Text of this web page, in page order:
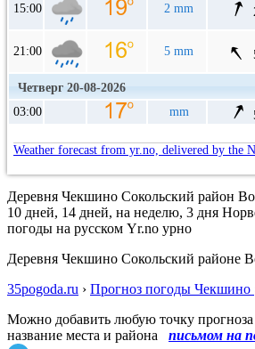
15:00 2 mm
21:00 5 mm
Четверг 20-08-2026
03:00
mm
Weather forecast from yr.no, delivered by the
Деревня Чекшино Сокольский район
10 дней, 14 дней, на неделю, 3 дня
погоды на русском Yr.no урно
Деревня Чекшино Сокольский районе
35pogoda.ru › Прогноз погоды Чекшино
Можно добавить любую точку
название места и района
письмом на